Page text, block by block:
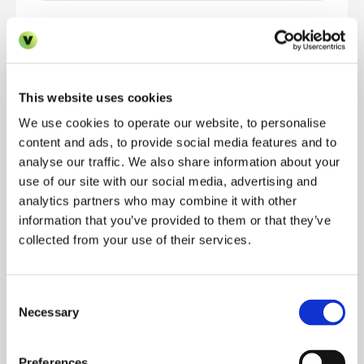
This website uses cookies
We use cookies to operate our website, to personalise
content and ads, to provide social media features and to
analyse our traffic. We also share information about your
use of our site with our social media, advertising and
analytics partners who may combine it with other
information that you’ve provided to them or that they’ve
collected from your use of their services.
Selection
Necessary
Empfehlung
Tarifstufe, die Bereitstellungsmethode und
die in Ihrem Plan enthaltenen Funktionen
detailliert auf.
DEMO BUCHEN
Funktionen